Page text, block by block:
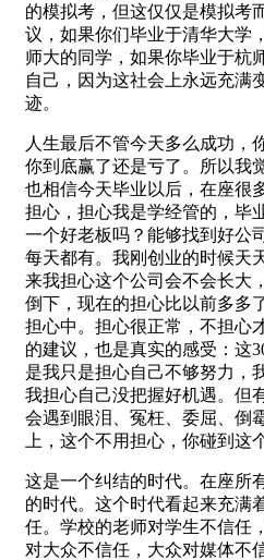
的模拟考，但这仅仅是模拟考
议，如果你们毕业于清华大学
师大的同学，如果你毕业于杭
自己，因为这社会上永远充满
迹。
人生最后不管今天多么成功，
你到底赢了还是亏了。所以我
也相信今天毕业以后，在座很
担心，担心我是学经管的，毕
一个好老板吗？能够找到好公
每天都有。我刚创业的时候天
来我担心这个公司会不会长大
倒下，现在的担心比以前多多
担心中。担心很正常，不担心
的建议，也是真实的感受：这
是我只是担心自己不够努力，
我担心自己没把握好机遇。但
会遇到眼泪、冤枉、委屈、倒
上，这个不用担心，你碰到这
这是一个纠结的时代。在座所
的时代。这个时代看起来充满
任。学校的老师对学生不信任
对大众不信任，大众对媒体不